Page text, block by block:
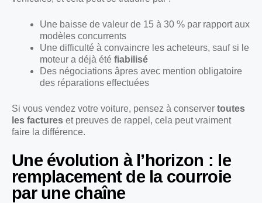
Une baisse de valeur de 15 à 30 % par rapport aux
modèles concurrents
Une difficulté à convaincre les acheteurs, sauf si le
moteur a déjà été fiabilisé
Des négociations âpres avec mention obligatoire
des réparations effectuées
Si vous vendez votre voiture, pensez à conserver toutes
les factures et preuves de rappel, cela peut vraiment
faire la différence.
Une évolution à l’horizon : le
remplacement de la courroie
par une chaîne